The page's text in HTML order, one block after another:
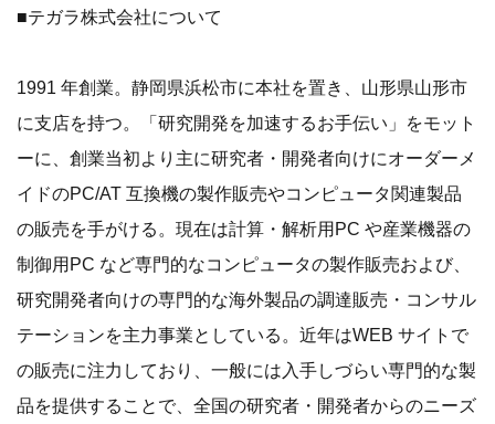
■テガラ株式会社について
1991 年創業。静岡県浜松市に本社を置き、山形県山形市
に支店を持つ。「研究開発を加速するお手伝い」をモット
ーに、創業当初より主に研究者・開発者向けにオーダーメ
イドのPC/AT 互換機の製作販売やコンピュータ関連製品
の販売を手がける。現在は計算・解析用PC や産業機器の
制御用PC など専門的なコンピュータの製作販売および、
研究開発者向けの専門的な海外製品の調達販売・コンサル
テーションを主力事業としている。近年はWEB サイトで
の販売に注力しており、一般には入手しづらい専門的な製
品を提供することで、全国の研究者・開発者からのニーズ